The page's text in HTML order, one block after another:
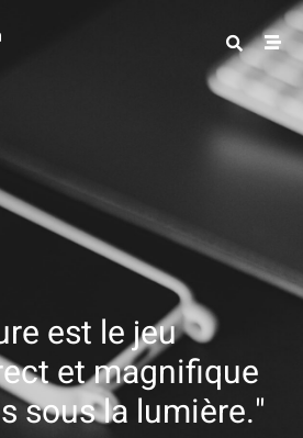
est le jeu
et magnifique
sous la lumière."